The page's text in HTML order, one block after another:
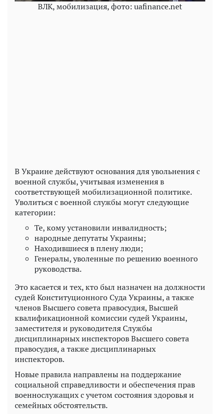
ВЛК, мобилизация, фото: uafinance.net
В Украине действуют основания для увольнения с
военной службы, учитывая изменения в
соответствующей мобилизационной политике.
Уволиться с военной службы могут следующие
категории:
Те, кому установили ​​инвалидность;
народные депутаты Украины;
Находившиеся в плену люди;
Генералы, уволенные по решению военного
руководства.
Это касается и тех, кто был назначен на должности
судей Конституционного Суда Украины, а также
членов Высшего совета правосудия, Высшей
квалификационной комиссии судей Украины,
заместителя и руководителя Службы
дисциплинарных инспекторов Высшего совета
правосудия, а также дисциплинарных
инспекторов.
Новые правила направлены на поддержание
социальной справедливости и обеспечения прав
военнослужащих с учетом состояния здоровья и
семейных обстоятельств.